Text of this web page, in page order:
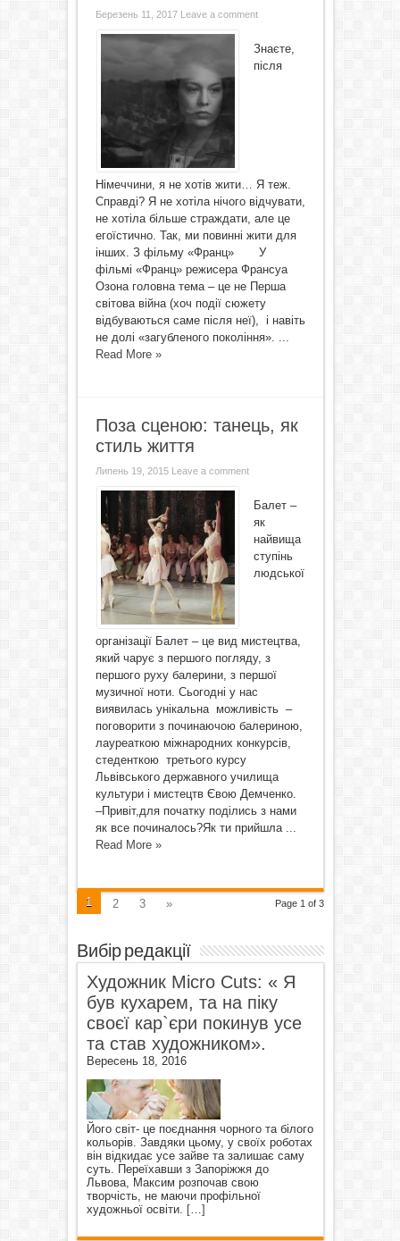
Березень 11, 2017 Leave a comment
Знаєте,
після
Німеччини, я не хотів жити… Я теж.
Справді? Я не хотіла нічого відчувати,
не хотіла більше страждати, але це
егоїстично. Так, ми повинні жити для
інших. З фільму «Франц» У
фільмі «Франц» режисера Франсуа
Озона головна тема – це не Перша
світова війна (хоч події сюжету
відбуваються саме після неї), і навіть
не долі «загубленого покоління». ...
Read More »
Поза сценою: танець, як
стиль життя
Липень 19, 2015 Leave a comment
Балет –
як
найвища
ступінь
людської
організації Балет – це вид мистецтва,
який чарує з першого погляду, з
першого руху балерини, з першої
музичної ноти. Сьогодні у нас
виявилась унікальна можливість –
поговорити з починаючою балериною,
лауреаткою міжнародних конкурсів,
стеденткою третього курсу
Львівського державного училища
культури і мистецтв Євою Демченко.
–Привіт,для початку поділись з нами
як все починалось?Як ти прийшла ...
Read More »
Page 1 of 3
1 2 3 »
Вибір редакції
Художник Micro Cuts: « Я
був кухарем, та на піку
своєї кар`єри покинув усе
та став художником».
Вересень 18, 2016
Його світ- це поєднання чорного та білого
кольорів. Завдяки цьому, у своїх роботах
він відкидає усе зайве та залишає саму
суть. Переїхавши з Запоріжжя до
Львова, Максим розпочав свою
творчість, не маючи профільної
художньої освіти. […]